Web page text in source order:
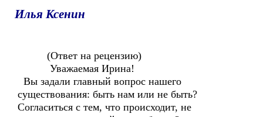
Илья Ксенин
(Ответ на рецензию)
Уважаемая Ирина!
Вы задали главный вопрос нашего
существования: быть нам или не быть?
Согласиться с тем, что происходит, не